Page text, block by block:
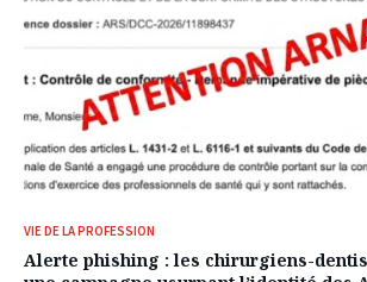
VIE DE LA PROFESSION
Alerte phishing : les chirurgiens-